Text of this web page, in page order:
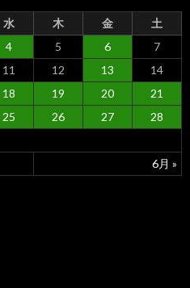
水 木 金 土
6月 »
4 5 6
7
11 12 13
14
18 19 20
21
25 26 27
28